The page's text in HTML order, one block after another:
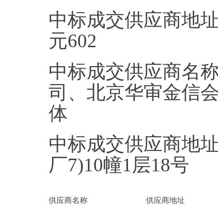
中标成交供应商地
元602
中标成交供应商名
司、北京华审金信
体
中标成交供应商地
厂7)10幢1层18号
供应商名称 供应商地址